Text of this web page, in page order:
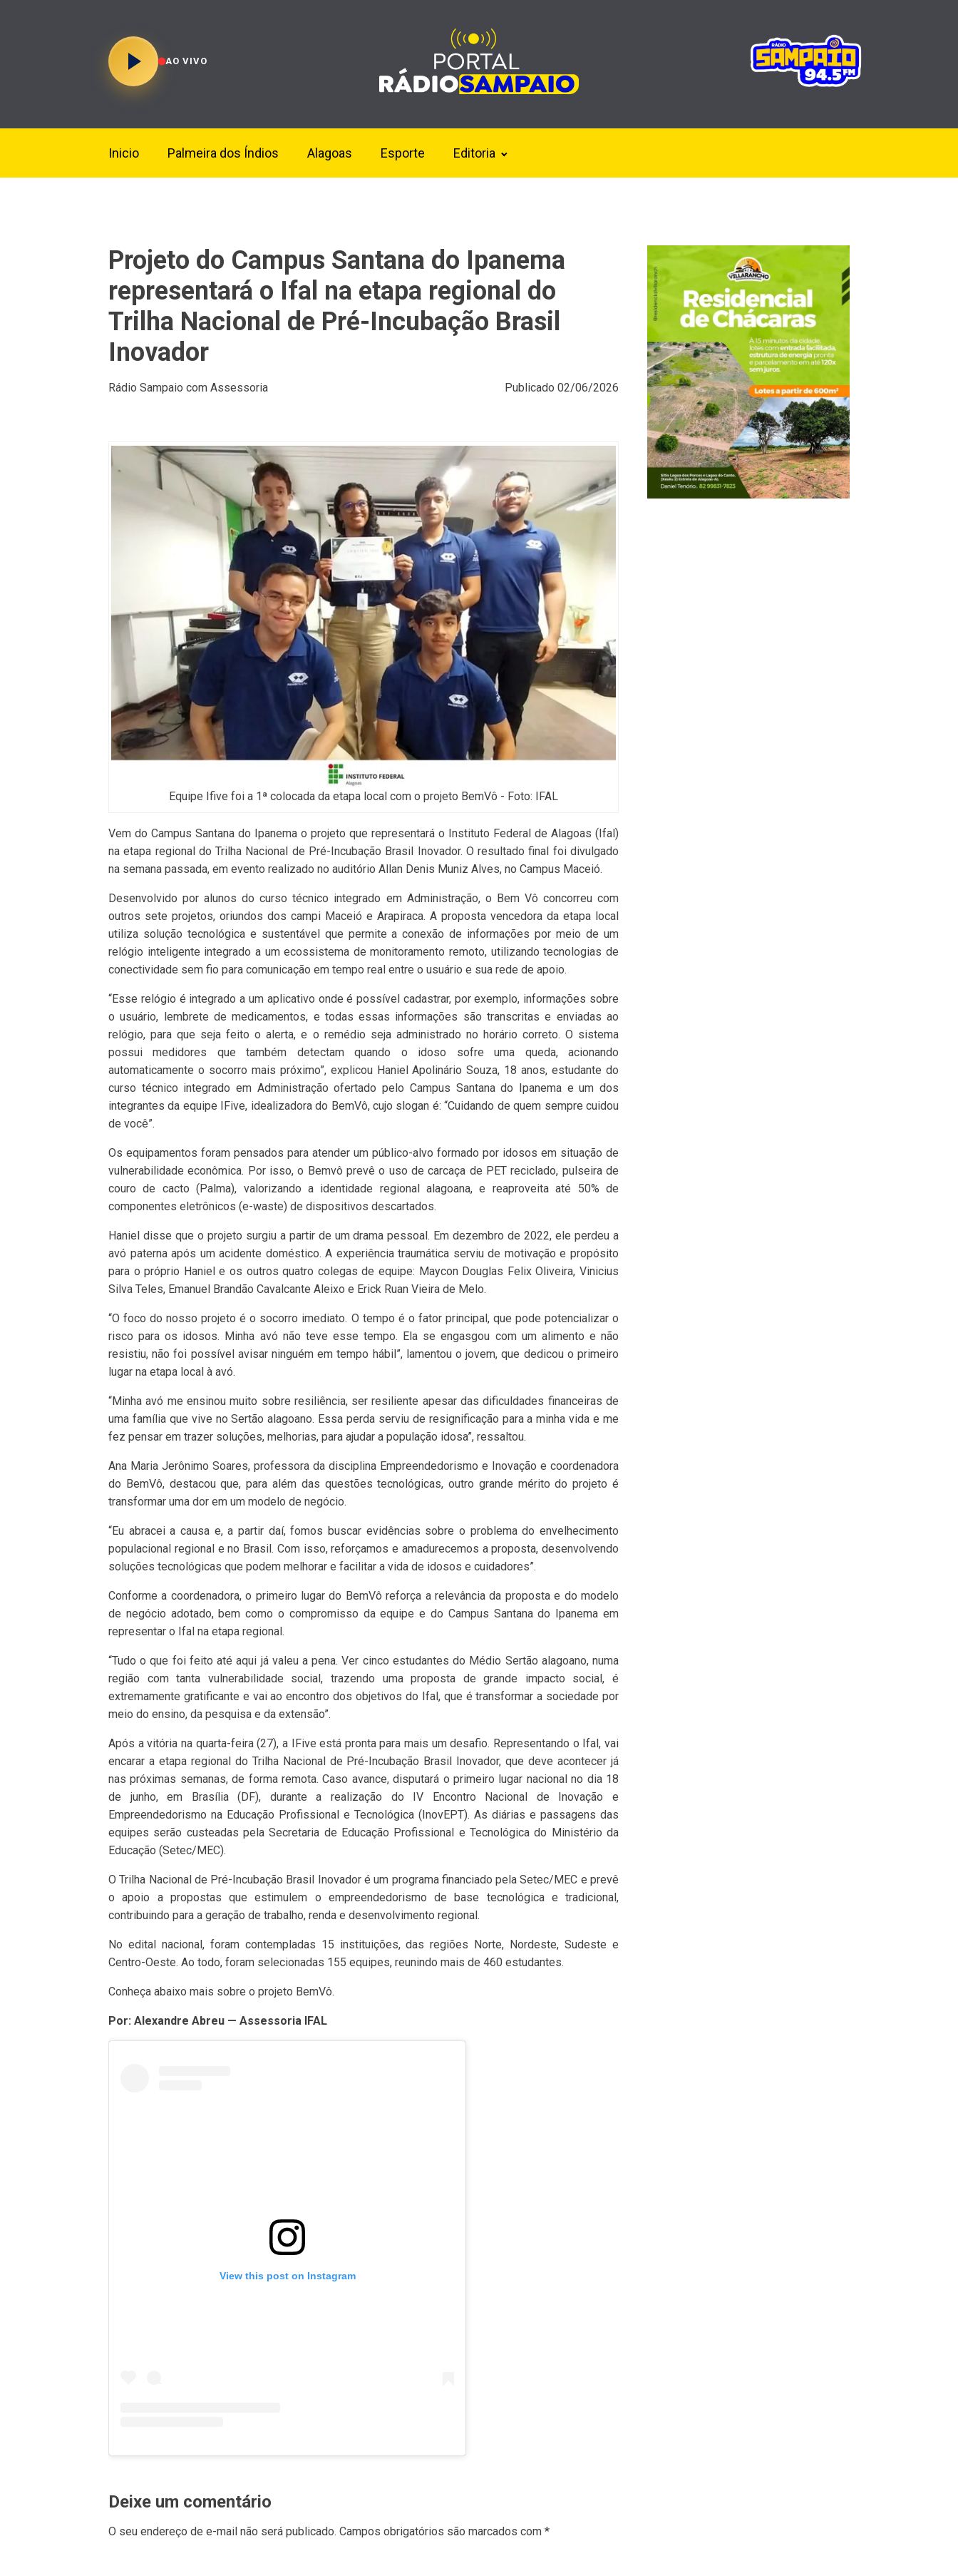
AO VIVO
Inicio Palmeira dos Índios Alagoas Esporte Editoria
Projeto do Campus Santana do Ipanema
representará o Ifal na etapa regional do
Trilha Nacional de Pré-Incubação Brasil
Inovador
Rádio Sampaio com Assessoria Publicado 02/06/2026
Equipe Ifive foi a 1ª colocada da etapa local com o projeto BemVô - Foto: IFAL
Vem do Campus Santana do Ipanema o projeto que representará o Instituto Federal de Alagoas (Ifal)
na etapa regional do Trilha Nacional de Pré-Incubação Brasil Inovador. O resultado final foi divulgado
na semana passada, em evento realizado no auditório Allan Denis Muniz Alves, no Campus Maceió.
Desenvolvido por alunos do curso técnico integrado em Administração, o Bem Vô concorreu com
outros sete projetos, oriundos dos campi Maceió e Arapiraca. A proposta vencedora da etapa local
utiliza solução tecnológica e sustentável que permite a conexão de informações por meio de um
relógio inteligente integrado a um ecossistema de monitoramento remoto, utilizando tecnologias de
conectividade sem fio para comunicação em tempo real entre o usuário e sua rede de apoio.
“Esse relógio é integrado a um aplicativo onde é possível cadastrar, por exemplo, informações sobre
o usuário, lembrete de medicamentos, e todas essas informações são transcritas e enviadas ao
relógio, para que seja feito o alerta, e o remédio seja administrado no horário correto. O sistema
possui medidores que também detectam quando o idoso sofre uma queda, acionando
automaticamente o socorro mais próximo”, explicou Haniel Apolinário Souza, 18 anos, estudante do
curso técnico integrado em Administração ofertado pelo Campus Santana do Ipanema e um dos
integrantes da equipe IFive, idealizadora do BemVô, cujo slogan é: “Cuidando de quem sempre cuidou
de você”.
Os equipamentos foram pensados para atender um público-alvo formado por idosos em situação de
vulnerabilidade econômica. Por isso, o Bemvô prevê o uso de carcaça de PET reciclado, pulseira de
couro de cacto (Palma), valorizando a identidade regional alagoana, e reaproveita até 50% de
componentes eletrônicos (e-waste) de dispositivos descartados.
Haniel disse que o projeto surgiu a partir de um drama pessoal. Em dezembro de 2022, ele perdeu a
avó paterna após um acidente doméstico. A experiência traumática serviu de motivação e propósito
para o próprio Haniel e os outros quatro colegas de equipe: Maycon Douglas Felix Oliveira, Vinicius
Silva Teles, Emanuel Brandão Cavalcante Aleixo e Erick Ruan Vieira de Melo.
“O foco do nosso projeto é o socorro imediato. O tempo é o fator principal, que pode potencializar o
risco para os idosos. Minha avó não teve esse tempo. Ela se engasgou com um alimento e não
resistiu, não foi possível avisar ninguém em tempo hábil”, lamentou o jovem, que dedicou o primeiro
lugar na etapa local à avó.
“Minha avó me ensinou muito sobre resiliência, ser resiliente apesar das dificuldades financeiras de
uma família que vive no Sertão alagoano. Essa perda serviu de resignificação para a minha vida e me
fez pensar em trazer soluções, melhorias, para ajudar a população idosa”, ressaltou.
Ana Maria Jerônimo Soares, professora da disciplina Empreendedorismo e Inovação e coordenadora
do BemVô, destacou que, para além das questões tecnológicas, outro grande mérito do projeto é
transformar uma dor em um modelo de negócio.
“Eu abracei a causa e, a partir daí, fomos buscar evidências sobre o problema do envelhecimento
populacional regional e no Brasil. Com isso, reforçamos e amadurecemos a proposta, desenvolvendo
soluções tecnológicas que podem melhorar e facilitar a vida de idosos e cuidadores”.
Conforme a coordenadora, o primeiro lugar do BemVô reforça a relevância da proposta e do modelo
de negócio adotado, bem como o compromisso da equipe e do Campus Santana do Ipanema em
representar o Ifal na etapa regional.
“Tudo o que foi feito até aqui já valeu a pena. Ver cinco estudantes do Médio Sertão alagoano, numa
região com tanta vulnerabilidade social, trazendo uma proposta de grande impacto social, é
extremamente gratificante e vai ao encontro dos objetivos do Ifal, que é transformar a sociedade por
meio do ensino, da pesquisa e da extensão”.
Após a vitória na quarta-feira (27), a IFive está pronta para mais um desafio. Representando o Ifal, vai
encarar a etapa regional do Trilha Nacional de Pré-Incubação Brasil Inovador, que deve acontecer já
nas próximas semanas, de forma remota. Caso avance, disputará o primeiro lugar nacional no dia 18
de junho, em Brasília (DF), durante a realização do IV Encontro Nacional de Inovação e
Empreendedorismo na Educação Profissional e Tecnológica (InovEPT). As diárias e passagens das
equipes serão custeadas pela Secretaria de Educação Profissional e Tecnológica do Ministério da
Educação (Setec/MEC).
O Trilha Nacional de Pré-Incubação Brasil Inovador é um programa financiado pela Setec/MEC e prevê
o apoio a propostas que estimulem o empreendedorismo de base tecnológica e tradicional,
contribuindo para a geração de trabalho, renda e desenvolvimento regional.
No edital nacional, foram contempladas 15 instituições, das regiões Norte, Nordeste, Sudeste e
Centro-Oeste. Ao todo, foram selecionadas 155 equipes, reunindo mais de 460 estudantes.
Conheça abaixo mais sobre o projeto BemVô.
Por: Alexandre Abreu — Assessoria IFAL
View this post on Instagram
Deixe um comentário
O seu endereço de e-mail não será publicado. Campos obrigatórios são marcados com *